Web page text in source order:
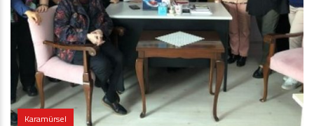
Karamürsel